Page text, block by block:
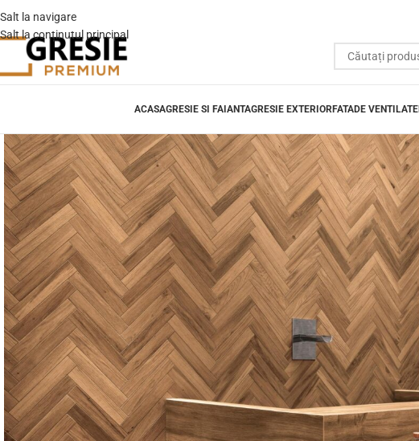
Salt la navigare
Salt la conținutul principal
ACASAGRESIE SI FAIANTAGRESIE EXTERIORFATADE VENTILATE